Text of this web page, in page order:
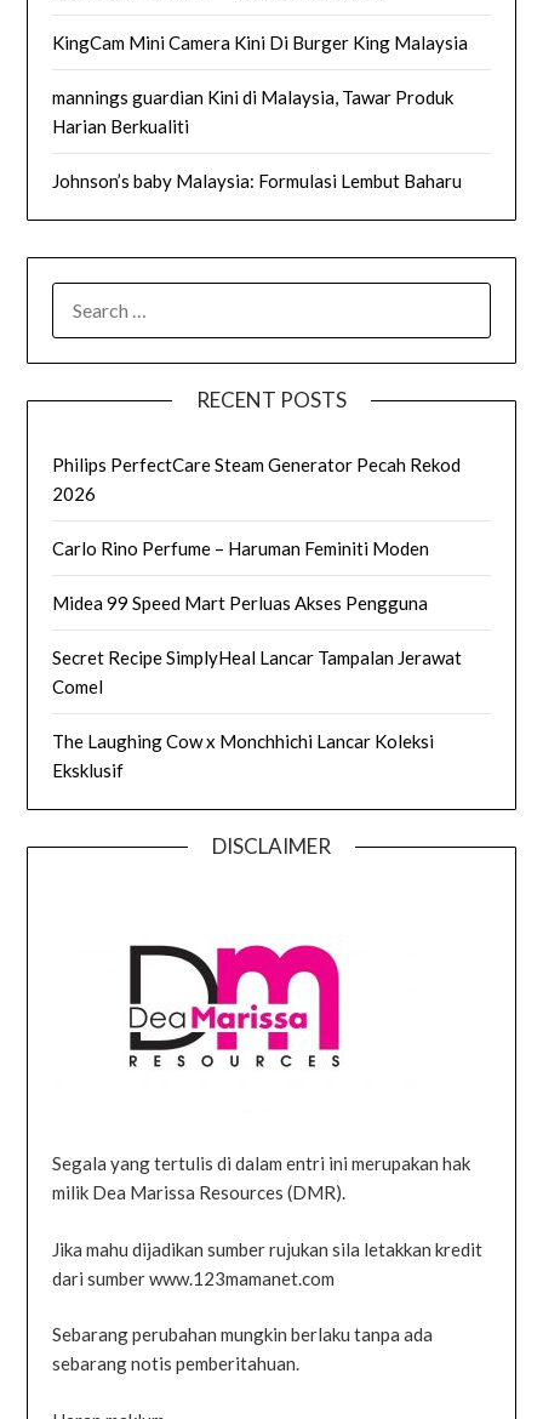
KingCam Mini Camera Kini Di Burger King Malaysia
mannings guardian Kini di Malaysia, Tawar Produk
Harian Berkualiti
Johnson’s baby Malaysia: Formulasi Lembut Baharu
FOR:
RECENT POSTS
Philips PerfectCare Steam Generator Pecah Rekod
2026
Carlo Rino Perfume – Haruman Feminiti Moden
Midea 99 Speed Mart Perluas Akses Pengguna
Secret Recipe SimplyHeal Lancar Tampalan Jerawat
Comel
The Laughing Cow x Monchhichi Lancar Koleksi
Eksklusif
DISCLAIMER
Segala yang tertulis di dalam entri ini merupakan hak
milik Dea Marissa Resources (DMR).
Jika mahu dijadikan sumber rujukan sila letakkan kredit
dari sumber www.123mamanet.com
Sebarang perubahan mungkin berlaku tanpa ada
sebarang notis pemberitahuan.